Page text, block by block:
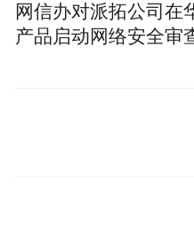
“特别声明：以上作品内
频)为凤凰网旗下自媒体
Notice: The content
网信办对派拓公司在
产品启动网络安全审